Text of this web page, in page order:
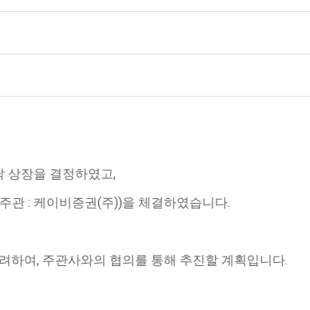
상장을 결정하였고,
관 : 케이비증권(주))을 체결하였습니다.
하여, 주관사와의 협의를 통해 추진할 계획입니다.